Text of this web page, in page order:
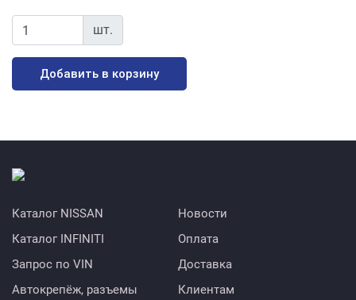
шт.
Добавить в корзину
Каталог NISSAN
Каталог INFINITI
Запрос по VIN
Автокрепёж, разъемы
Новости
Оплата
Доставка
Клиентам